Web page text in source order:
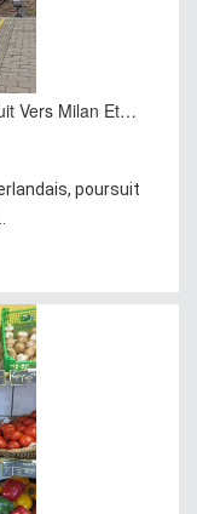
Vers Milan Et…
poursuit